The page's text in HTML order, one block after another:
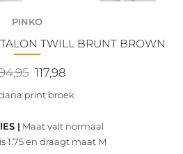
PINKO
TWILL BRUNT BROWN
Oorspronkelijke
prijs
was:
117,98Huidige
is:
print broek
| Maat valt normaal
1.75 en draagt maat M